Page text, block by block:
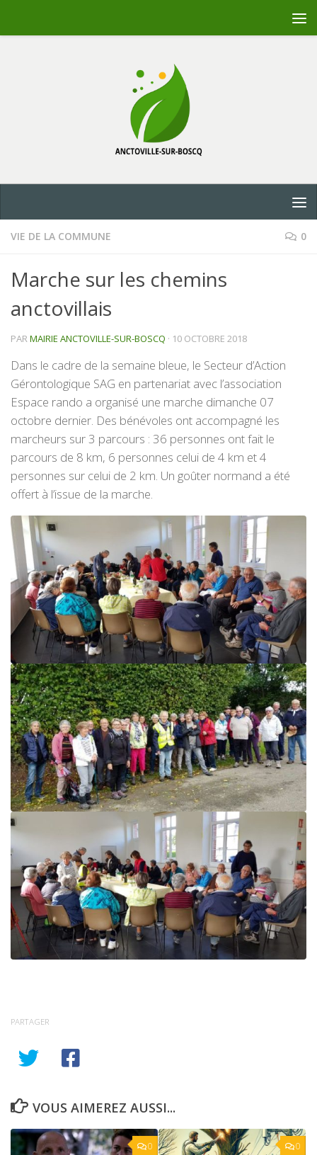
VIE DE LA COMMUNE 0
Marche sur les chemins
anctovillais
PARMAIRIE ANCTOVILLE-SUR-BOSCQ · 10 OCTOBRE 2018
Dans le cadre de la semaine bleue, le Secteur d’Action
Gérontologique SAG en partenariat avec l’association
Espace rando a organisé une marche dimanche 07
octobre dernier. Des bénévoles ont accompagné les
marcheurs sur 3 parcours : 36 personnes ont fait le
parcours de 8 km, 6 personnes celui de 4 km et 4
personnes sur celui de 2 km. Un goûter normand a été
offert à l’issue de la marche.
PARTAGER
VOUS AIMEREZ AUSSI...
0 0